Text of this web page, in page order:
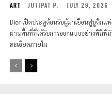
ART JUTIPAT P. - JULY 29, 2026
Dior เปิดประตูต้อนรับผู้มาเยือนสู่บูติกแ
ผ่านพื้นที่ที่ได้รับการออกแบบอย่างพิถีพิ
ละเอียดภายใน